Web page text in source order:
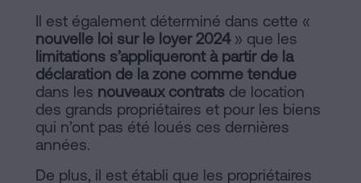
Il est également déterminé dans cette «
nouvelle loi sur le loyer 2024» que les
limitations s’appliqueront à partir de la
déclaration de la zone comme tendue
dans les nouveaux contrats de location
des grands propriétaires et pour les biens
qui n’ont pas été loués ces dernières
années.
De plus, il est établi que les propriétaires